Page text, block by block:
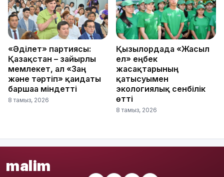
«Әділет» партиясы:
Қазақстан – зайырлы
мемлекет, ал «Заң
және тәртіп» қағидаты
баршаға міндетті
8 тамыз, 2026
Қызылордада «Жасыл
ел» еңбек
жасақтарының
қатысуымен
экологиялық сенбілік
өтті
8 тамыз, 2026
malim